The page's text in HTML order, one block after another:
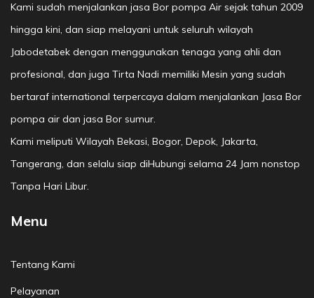
Kami sudah menjalankan jasa Bor pompa Air sejak tahun 2009
hingga kini, dan siap melayani untuk seluruh wilayah
Jabodetabek dengan menggunakan tenaga yang ahli dan
profesional, dan juga Tirta Nadi memiliki Mesin yang sudah
bertaraf international terpercaya dalam menjalankan Jasa Bor
pompa air dan jasa Bor sumur.
Kami meliputi Wilayah Bekasi, Bogor, Depok, Jakarta,
Tangerang, dan selalu siap diHubungi selama 24 Jam nonstop
Tanpa Hari Libur.
Menu
Tentang Kami
Pelayanan